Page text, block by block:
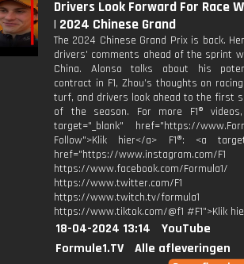
Drivers Look Forward For Race
| 2024 Chinese Grand
The 2024 Chinese Grand Prix is back.
drivers' comments ahead of the sprint
China. Alonso talks about his
contract in F1, Zhou’s thoughts on
turf, and drivers look ahead to the first
of the season. For more F1®
target="_blank" href="https://
Follow">Klik hier</a> F1®: <a
href="https://www.instagram.com/F1
https://www.facebook.com/Formula1/
https://www.twitter.com/F1
https://www.twitch.tv/formula1
https://www.tiktok.com/@f1 #F1">Klik
18-04-2024 13:14
YouTube
Formule1.TV
Alle afleveringen